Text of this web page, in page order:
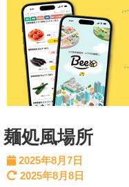
麺処風場所
2025年8月7日
2025年8月8日